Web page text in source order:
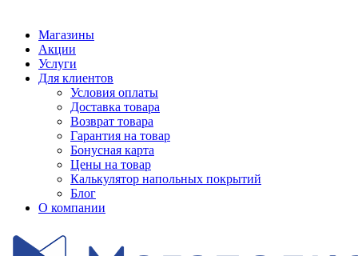
Магазины
Акции
Услуги
Для клиентов
Условия оплаты
Доставка товара
Возврат товара
Гарантия на товар
Бонусная карта
Цены на товар
Калькулятор напольных покрытий
Блог
О компании